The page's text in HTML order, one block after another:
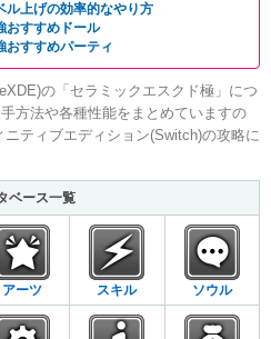
ル上げの効率的なやり方
おすすめドール
おすすめパーティ
の「セラミックエスクド極」につ
方法や各種性能をまとめていますの
ティブエディション(Switch)の攻略に
ベース一覧
アーツ スキル ソウル